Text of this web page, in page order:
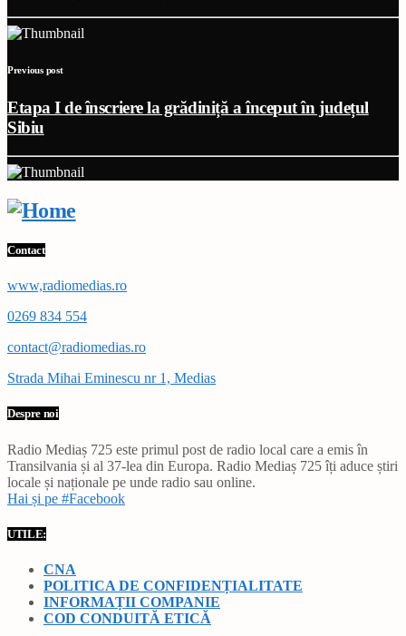
Previous post
Etapa I de înscriere la grădiniță a început în județul
Sibiu
Contact
www,radiomedias.ro
0269 834 554
contact@radiomedias.ro
Strada Mihai Eminescu nr 1, Medias
Despre noi
Radio Mediaș 725 este primul post de radio local care a emis în
Transilvania și al 37-lea din Europa. Radio Mediaș 725 îți aduce știri
locale și naționale pe unde radio sau online.
Hai și pe #Facebook
UTILE:
CNA
POLITICA DE CONFIDENȚIALITATE
INFORMAȚII COMPANIE
COD CONDUITĂ ETICĂ